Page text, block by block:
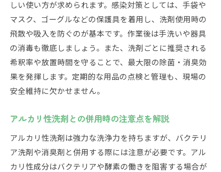
しい使い方が求められます。感染対策としては、手袋や
マスク、ゴーグルなどの保護具を着用し、洗剤使用時の
飛散や吸入を防ぐのが基本です。作業後は手洗いや器具
の消毒も徹底しましょう。また、洗剤ごとに推奨される
希釈率や放置時間を守ることで、最大限の除菌・消臭効
果を発揮します。定期的な用品の点検と管理も、現場の
安全維持に欠かせません。
アルカリ性洗剤との併用時の注意点を解説
アルカリ性洗剤は強力な洗浄力を持ちますが、バクテリ
ア洗剤や消臭剤と併用する際には注意が必要です。アル
カリ性成分はバクテリアや酵素の働きを阻害する場合が